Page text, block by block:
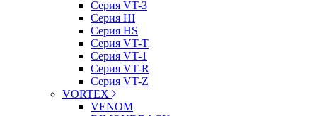
Серия VT-3
Серия HI
Серия HS
Серия VT-T
Серия VT-1
Серия VT-R
Серия VT-Z
VORTEX
VENOM